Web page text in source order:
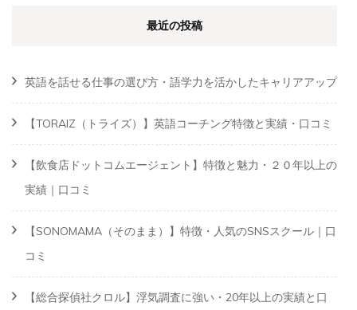
最近の投稿
英語を話せる仕事の選び方・語学力を活かしたキャリアアップ
【TORAIZ（トライズ）】英語コーチング特徴と実績・口コミ
【飲食店ドットコムエージェント】特徴と魅力・２０年以上の
実績｜口コミ
【SONOMAMA（そのまま）】特徴・人気のSNSスクール｜口
コミ
【総合探偵社クロル】浮気調査に強い・20年以上の実績と口